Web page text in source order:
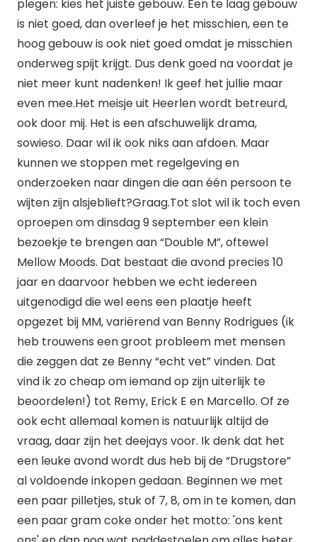
plegen: kies het juiste gebouw. Een te laag gebouw
is niet goed, dan overleef je het misschien, een te
hoog gebouw is ook niet goed omdat je misschien
onderweg spijt krijgt. Dus denk goed na voordat je
niet meer kunt nadenken! Ik geef het jullie maar
even mee.Het meisje uit Heerlen wordt betreurd,
ook door mij. Het is een afschuwelijk drama,
sowieso. Daar wil ik ook niks aan afdoen. Maar
kunnen we stoppen met regelgeving en
onderzoeken naar dingen die aan één persoon te
wijten zijn alsjeblieft?Graag.Tot slot wil ik toch even
oproepen om dinsdag 9 september een klein
bezoekje te brengen aan “Double M”, oftewel
Mellow Moods. Dat bestaat die avond precies 10
jaar en daarvoor hebben we echt iedereen
uitgenodigd die wel eens een plaatje heeft
opgezet bij MM, variërend van Benny Rodrigues (ik
heb trouwens een groot probleem met mensen
die zeggen dat ze Benny “echt vet” vinden. Dat
vind ik zo cheap om iemand op zijn uiterlijk te
beoordelen!) tot Remy, Erick E en Marcello. Of ze
ook echt allemaal komen is natuurlijk altijd de
vraag, daar zijn het deejays voor. Ik denk dat het
een leuke avond wordt dus heb bij de “Drugstore”
al voldoende inkopen gedaan. Beginnen we met
een paar pilletjes, stuk of 7, 8, om in te komen, dan
een paar gram coke onder het motto: 'ons kent